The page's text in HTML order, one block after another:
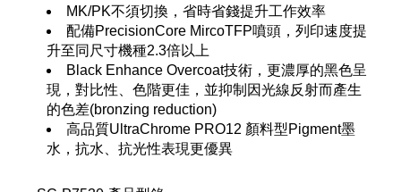
MK/PK不須切換，省時省錢提升工作效率
配備PrecisionCore MircoTFP噴頭，列印速度提
升至同尺寸機種2.3倍以上
Black Enhance Overcoat技術，更濃厚的黑色呈
現，對比性、色階更佳，並抑制因光線反射而產生
的色差(bronzing reduction)
高品質UltraChrome PRO12 顏料型Pigment墨
水，抗水、抗光性表現更優異